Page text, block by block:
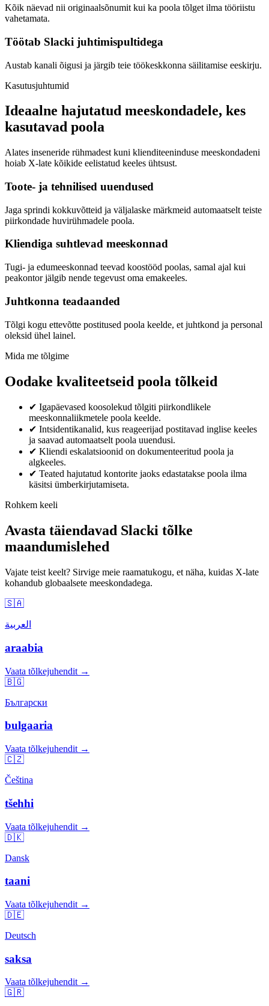
Kõik näevad nii originaalsõnumit kui ka poola tõlget ilma tööriistu
vahetamata.
Töötab Slacki juhtimispultidega
Austab kanali õigusi ja järgib teie töökeskkonna säilitamise eeskirju.
Kasutusjuhtumid
Ideaalne hajutatud meeskondadele, kes
kasutavad poola
Alates inseneride rühmadest kuni klienditeeninduse meeskondadeni
hoiab X-late kõikide eelistatud keeles ühtsust.
Toote- ja tehnilised uuendused
Jaga sprindi kokkuvõtteid ja väljalaske märkmeid automaatselt teiste
piirkondade huvirühmadele poola.
Kliendiga suhtlevad meeskonnad
Tugi- ja edumeeskonnad teevad koostööd poolas, samal ajal kui
peakontor jälgib nende tegevust oma emakeeles.
Juhtkonna teadaanded
Tõlgi kogu ettevõtte postitused poola keelde, et juhtkond ja personal
oleksid ühel lainel.
Mida me tõlgime
Oodake kvaliteetseid poola tõlkeid
✔ Igapäevased koosolekud tõlgiti piirkondlikele
meeskonnaliikmetele poola keelde.
✔ Intsidentikanalid, kus reageerijad postitavad inglise keeles
ja saavad automaatselt poola uuendusi.
✔ Kliendi eskalatsioonid on dokumenteeritud poola ja
algkeeles.
✔ Teated hajutatud kontorite jaoks edastatakse poola ilma
käsitsi ümberkirjutamiseta.
Rohkem keeli
Avasta täiendavad Slacki tõlke
maandumislehed
Vajate teist keelt? Sirvige meie raamatukogu, et näha, kuidas X-late
kohandub globaalsete meeskondadega.
🇸🇦
العربية
araabia
Vaata tõlkejuhendit →
🇧🇬
Български
bulgaaria
Vaata tõlkejuhendit →
🇨🇿
Čeština
tšehhi
Vaata tõlkejuhendit →
🇩🇰
Dansk
taani
Vaata tõlkejuhendit →
🇩🇪
Deutsch
saksa
Vaata tõlkejuhendit →
🇬🇷